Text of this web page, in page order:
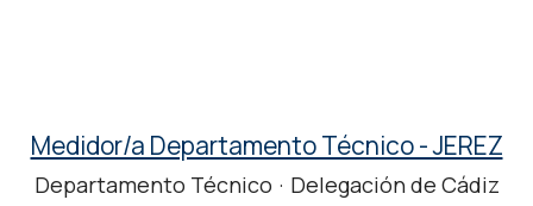
Medidor/a Departamento Técnico - JEREZ
Departamento Técnico · Delegación de Cádiz